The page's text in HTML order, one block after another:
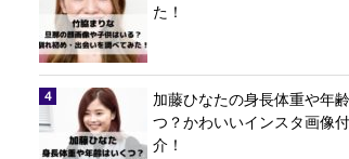
た！
加藤ひなたの身長体重や年
つ？かわいいインスタ画像
介！